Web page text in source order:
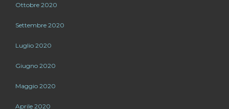
Ottobre 2020
Settembre 2020
Luglio 2020
Giugno 2020
Maggio 2020
Aprile 2020